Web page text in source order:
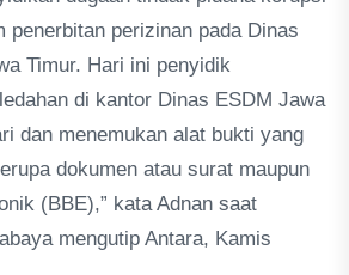
penerbitan perizinan pada Dinas
Timur. Hari ini penyidik
di kantor Dinas ESDM Jawa
dan menemukan alat bukti yang
dokumen atau surat maupun
(BBE),” kata Adnan saat
mengutip Antara, Kamis